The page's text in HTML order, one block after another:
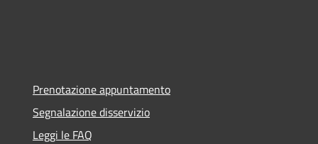
Prenotazione appuntamento
Segnalazione disservizio
Leggi le FAQ